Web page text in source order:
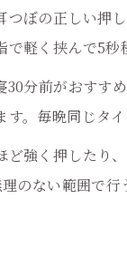
つぼの正しい押
軽く挟んで5
分前がおすす
。毎晩同じタ
強く押したり
のない範囲で